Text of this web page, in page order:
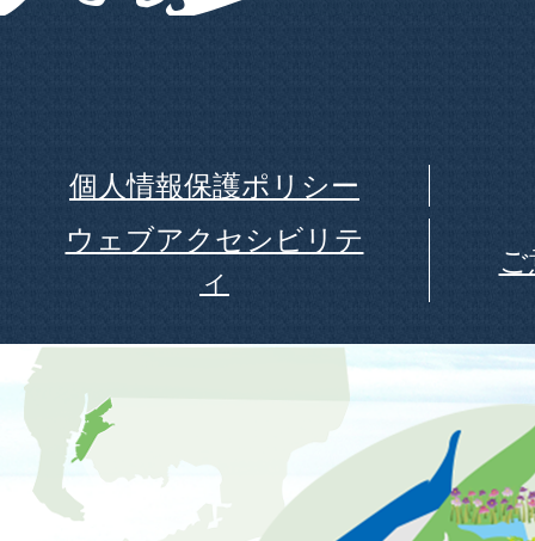
個人情報保護ポリシー
ウェブアクセシビリテ
ィ